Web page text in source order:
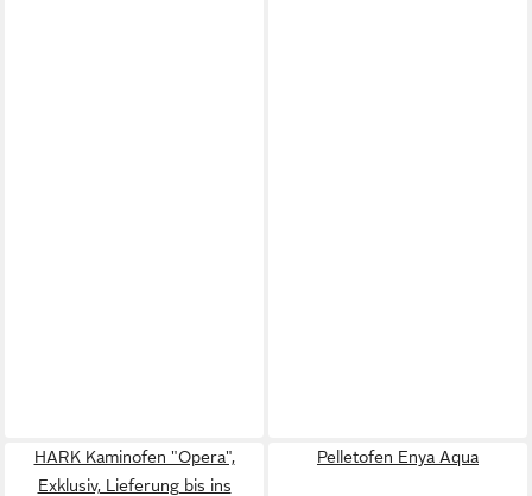
HARK Kaminofen "Opera",
Exklusiv, Lieferung bis ins
Pelletofen Enya Aqua